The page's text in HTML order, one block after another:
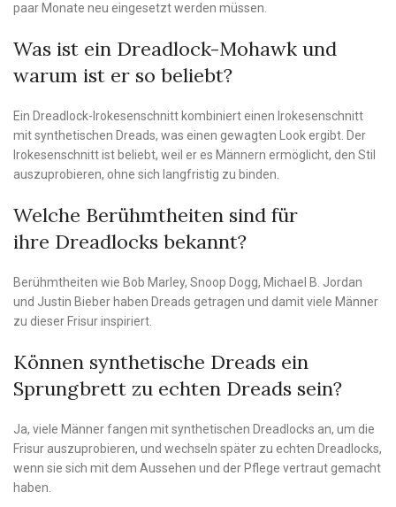
paar Monate neu eingesetzt werden müssen.
Was ist ein Dreadlock-Mohawk und
warum ist er so beliebt?
Ein Dreadlock-Irokesenschnitt kombiniert einen Irokesenschnitt
mit synthetischen Dreads, was einen gewagten Look ergibt. Der
Irokesenschnitt ist beliebt, weil er es Männern ermöglicht, den Stil
auszuprobieren, ohne sich langfristig zu binden.
Welche Berühmtheiten sind für
ihre Dreadlocks bekannt?
Berühmtheiten wie Bob Marley, Snoop Dogg, Michael B. Jordan
und Justin Bieber haben Dreads getragen und damit viele Männer
zu dieser Frisur inspiriert.
Können synthetische Dreads ein
Sprungbrett zu echten Dreads sein?
Ja, viele Männer fangen mit synthetischen Dreadlocks an, um die
Frisur auszuprobieren, und wechseln später zu echten Dreadlocks,
wenn sie sich mit dem Aussehen und der Pflege vertraut gemacht
haben.